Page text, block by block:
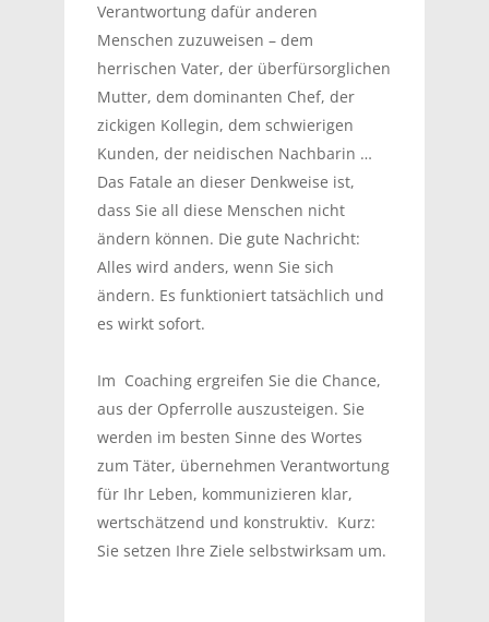
Verantwortung dafür anderen
Menschen zuzuweisen – dem
herrischen Vater, der überfürsorglichen
Mutter, dem dominanten Chef, der
zickigen Kollegin, dem schwierigen
Kunden, der neidischen Nachbarin …
Das Fatale an dieser Denkweise ist,
dass Sie all diese Menschen nicht
ändern können. Die gute Nachricht:
Alles wird anders, wenn Sie sich
ändern. Es funktioniert tatsächlich und
es wirkt sofort.
Im Coaching ergreifen Sie die Chance,
aus der Opferrolle auszusteigen. Sie
werden im besten Sinne des Wortes
zum Täter, übernehmen Verantwortung
für Ihr Leben, kommunizieren klar,
wertschätzend und konstruktiv. Kurz:
Sie setzen Ihre Ziele selbstwirksam um.